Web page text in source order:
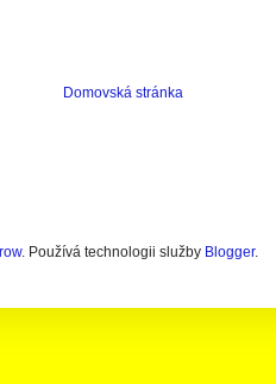
Domovská stránka
. Používá technologii služby Blogger.